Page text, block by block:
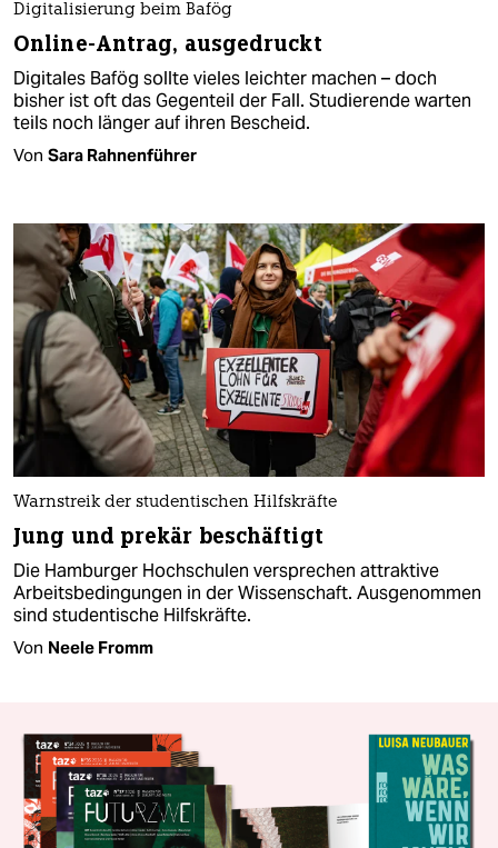
Digitalisierung beim Bafög
Online-Antrag, ausgedruckt
Digitales Bafög sollte vieles leichter machen – doch
bisher ist oft das Gegenteil der Fall. Studierende warten
teils noch länger auf ihren Bescheid.
Von Sara Rahnenführer
Warnstreik der studentischen Hilfskräfte
Jung und prekär beschäftigt
Die Hamburger Hochschulen versprechen attraktive
Arbeitsbedingungen in der Wissenschaft. Ausgenommen
sind studentische Hilfskräfte.
Von Neele Fromm